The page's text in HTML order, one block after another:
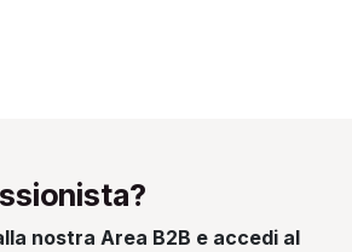
nostra Area B2B e accedi al